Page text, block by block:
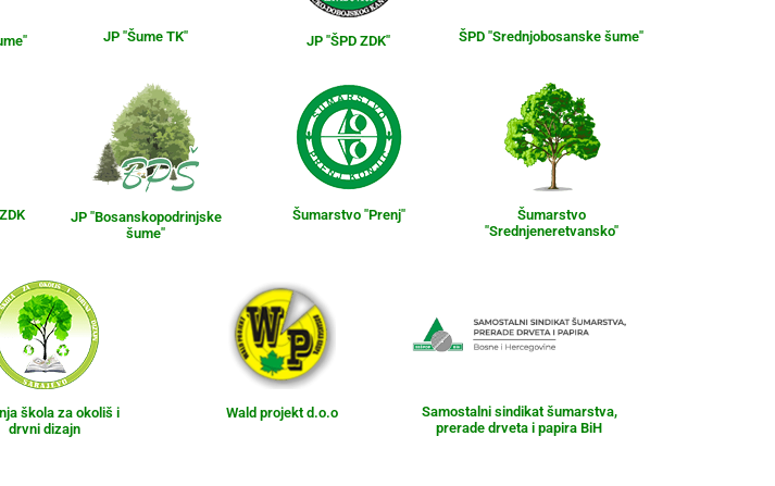
JP "Šume TK" JP "ŠPD ZDK" ŠPD "Srednjobosanske šume"
JP "Bosanskopodrinjske
šume"
Šumarstvo "Prenj"
Šumarstvo
"Srednjeneretvansko"
škola za okoliš i
drvni dizajn
Wald projekt d.o.o
Samostalni sindikat šumarstva,
prerade drveta i papira BiH